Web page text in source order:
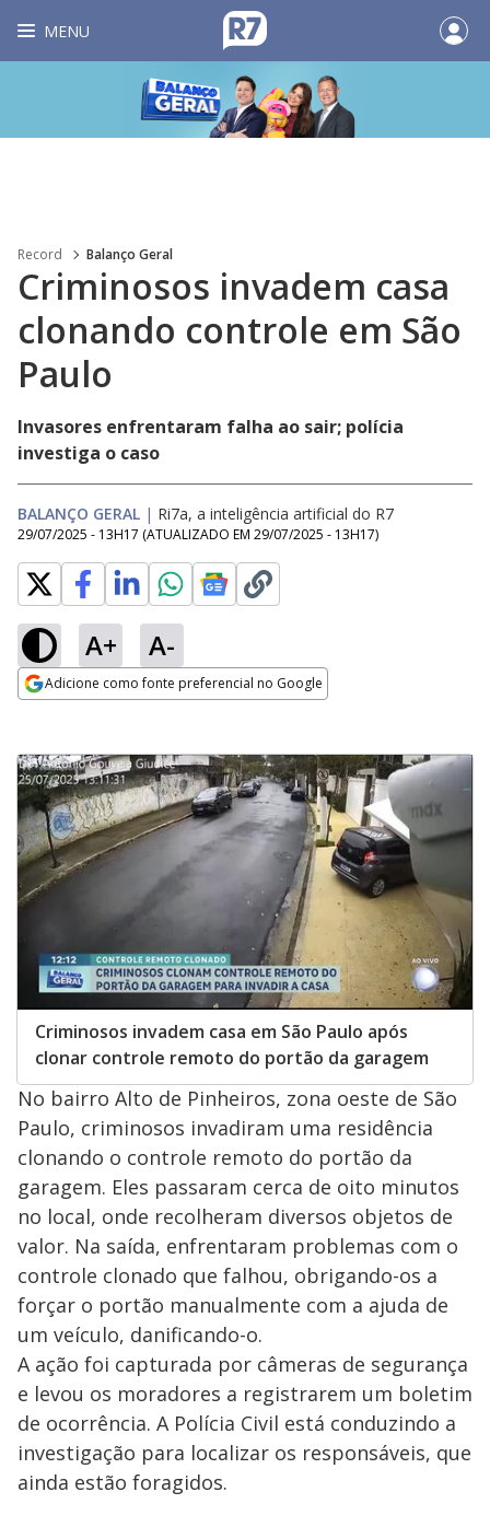
MENU
Record Balanço Geral
Criminosos invadem casa
clonando controle em São
Paulo
Invasores enfrentaram falha ao sair; polícia
investiga o caso
BALANÇO GERAL | Ri7a, a inteligência artificial do R7
29/07/2025 - 13H17 (ATUALIZADO EM 29/07/2025 - 13H17)
A+ A-
Adicione como fonte preferencial no Google
Criminosos invadem casa em São Paulo após
clonar controle remoto do portão da garagem
No bairro Alto de Pinheiros, zona oeste de São
Paulo, criminosos invadiram uma residência
clonando o controle remoto do portão da
garagem. Eles passaram cerca de oito minutos
no local, onde recolheram diversos objetos de
valor. Na saída, enfrentaram problemas com o
controle clonado que falhou, obrigando-os a
forçar o portão manualmente com a ajuda de
um veículo, danificando-o.
A ação foi capturada por câmeras de segurança
e levou os moradores a registrarem um boletim
de ocorrência. A Polícia Civil está conduzindo a
investigação para localizar os responsáveis, que
ainda estão foragidos.